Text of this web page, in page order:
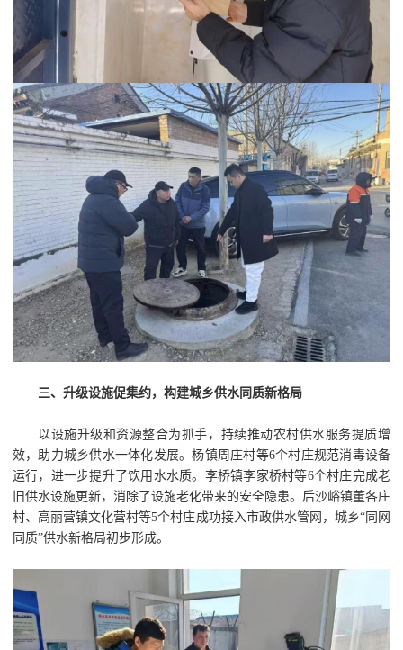
三、升级设施促集约，构建城乡供水同质新格局
以设施升级和资源整合为抓手，持续推动农村供水服务提质增
效，助力城乡供水一体化发展。杨镇周庄村等6个村庄规范消毒设备
运行，进一步提升了饮用水水质。李桥镇李家桥村等6个村庄完成老
旧供水设施更新，消除了设施老化带来的安全隐患。后沙峪镇董各庄
村、高丽营镇文化营村等5个村庄成功接入市政供水管网，城乡“同网
同质”供水新格局初步形成。